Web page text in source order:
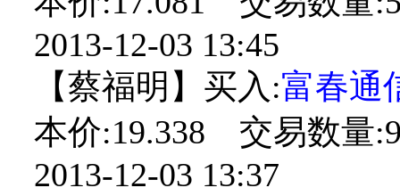
2013-12-03 13:45
【蔡福明】买入:富春通
本价:19.338 交易数量
2013-12-03 13:37